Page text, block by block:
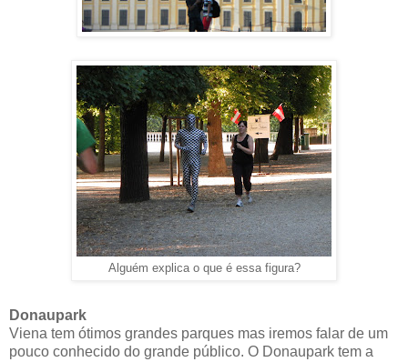
Alguém explica o que é essa figura?
Donaupark
Viena tem ótimos grandes parques mas iremos falar de um
pouco conhecido do grande público. O Donaupark tem a